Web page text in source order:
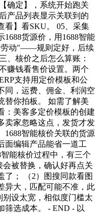
确定】，系统开始跑关
产品列表显示关联到的
看】看SKU。 05、采集
货源价，用1688智能
劳动"——规则定好，后续
、核价之后怎么算账：
赚钱看售价设置。两个
支持用定价模板和公
同，运费、佣金、利润空
替你拍板。 如需了解美
：美客多定价模板的创建
卖家忽略这点，发货才发
1688智能核价关联的货源
面编辑产品能省一道工
能核价过程中，有三个
被替换，确认好再点关
了； （2）图搜同款看图
异大，匹配可能不准，此
设太宽，相似度门槛太
筛选成本。 - END - 以